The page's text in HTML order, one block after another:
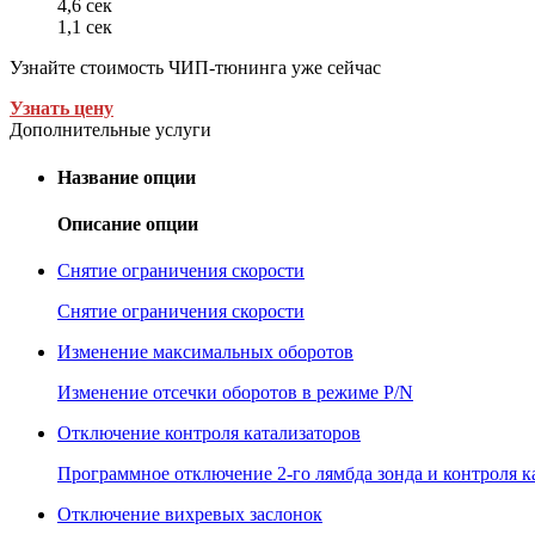
4,6 сек
1,1 сек
Узнайте стоимость ЧИП-тюнинга уже сейчас
Узнать цену
Дополнительные услуги
Название опции
Описание опции
Снятие ограничения скорости
Снятие ограничения скорости
Изменение максимальных оборотов
Изменение отсечки оборотов в режиме P/N
Отключение контроля катализаторов
Программное отключение 2-го лямбда зонда и контроля
Отключение вихревых заслонок